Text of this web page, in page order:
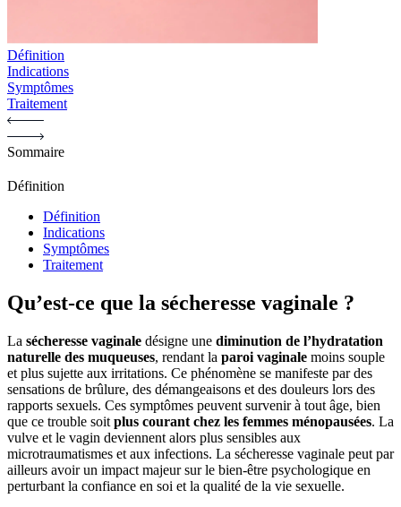
Définition
Indications
Symptômes
Traitement
Sommaire
Définition
Définition
Indications
Symptômes
Traitement
Qu’est-ce que la sécheresse vaginale ?
La sécheresse vaginale désigne une diminution de l’hydratation
naturelle des muqueuses, rendant la paroi vaginale moins souple
et plus sujette aux irritations. Ce phénomène se manifeste par des
sensations de brûlure, des démangeaisons et des douleurs lors des
rapports sexuels. Ces symptômes peuvent survenir à tout âge, bien
que ce trouble soit plus courant chez les femmes ménopausées. La
vulve et le vagin deviennent alors plus sensibles aux
microtraumatismes et aux infections. La sécheresse vaginale peut par
ailleurs avoir un impact majeur sur le bien-être psychologique en
perturbant la confiance en soi et la qualité de la vie sexuelle.